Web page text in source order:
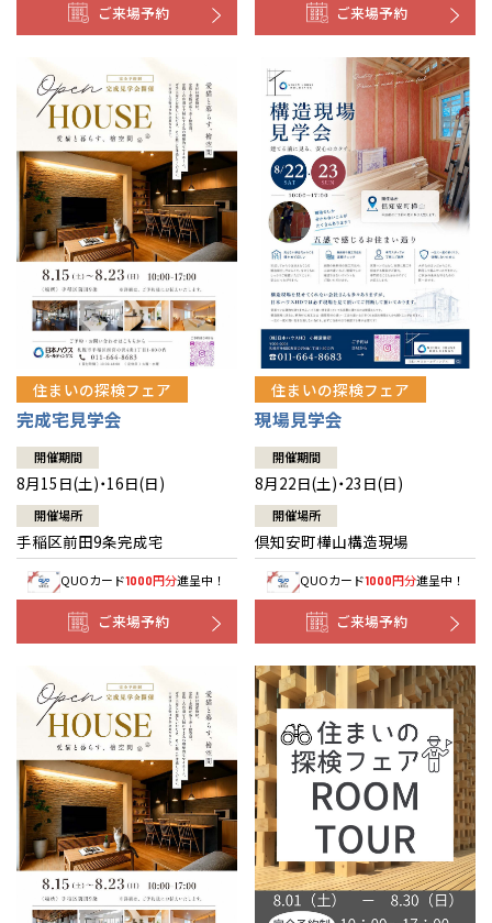
ご来場予約 ご来場予約
住まいの探検フェア
完成宅見学会
開催期間
8月15日(土)・16日(日)
開催場所
手稲区前田9条完成宅
QUOカード1000円分進呈中！
ご来場予約
住まいの探検フェア
現場見学会
開催期間
8月22日(土)・23日(日)
開催場所
倶知安町樺山構造現場
QUOカード1000円分進呈中！
ご来場予約
全国の展示場
北海道
札幌
東北
お近くのイベント
北海道
札幌
札幌
小樽
東北